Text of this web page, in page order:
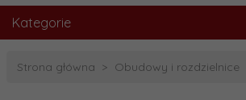
Kategorie
Strona główna Obudowy i rozdzielnice